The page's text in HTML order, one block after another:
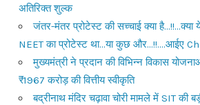
अतिरिक्त शुल्क
जंतर-मंतर प्रोटेस्ट की सच्चाई क्या है…!!…क्या
NEET का प्रोटेस्ट था…या कुछ और…!!….आईए
मुख्यमंत्री ने प्रदान की विभिन्न विकास
₹1967 करोड़ की वित्तीय स्वीकृति
बद्रीनाथ मंदिर चढ़ावा चोरी मामले में SIT की